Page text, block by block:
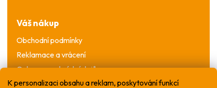
K personalizaci obsahu a reklam, poskytování funkcí
Váš nákup
Obchodní podmínky
Reklamace a vrácení
Ochrana osobních údajů